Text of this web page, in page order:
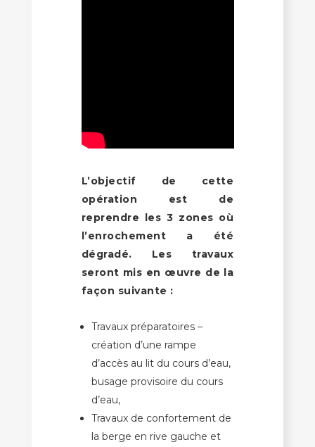
L’objectif de cette
opération est de
reprendre les 3 zones où
l’enrochement a été
dégradé. Les travaux
seront mis en œuvre de la
façon suivante :
Travaux préparatoires –
création d’une rampe
d’accès au lit du cours d’eau,
busage provisoire du cours
d’eau,
Travaux de confortement de
la berge en rive gauche et